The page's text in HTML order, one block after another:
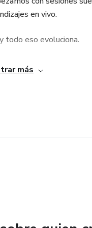
en vivo.
todo eso evoluciona.
un curso.
más